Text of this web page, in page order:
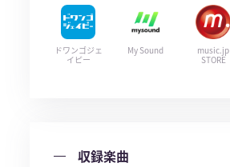
ドワンゴジェ
イピー
My Sound
music.jp
STORE
収録楽曲